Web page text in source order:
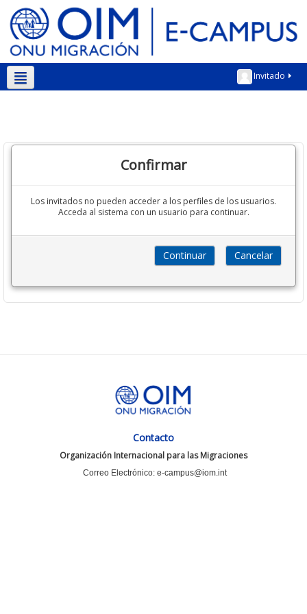
Invitado
Confirmar
Los invitados no pueden acceder a los perfiles de los usuarios.
Acceda al sistema con un usuario para continuar.
Contacto
Organización Internacional para las Migraciones
Correo Electrónico: e-campus@iom.int